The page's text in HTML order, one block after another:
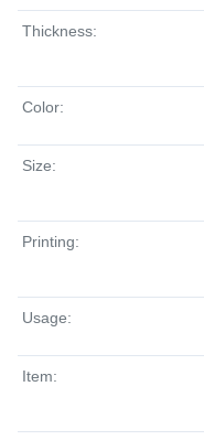
Thickness:
Color:
Size:
Printing:
Usage:
Item: